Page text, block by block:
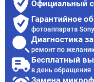
Официальный
Гарантийное
фотоаппарата
Диагностика
ремонт по
Бесплатный
в день обращения
Замена